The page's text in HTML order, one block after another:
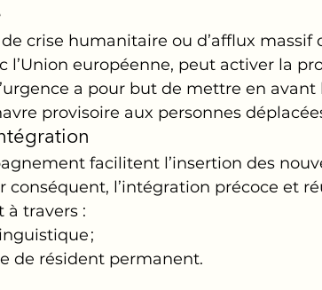
crise humanitaire ou d’afflux massif
l’Union européenne, peut activer la
a pour but de mettre en
provisoire aux personnes
facilitent l’insertion des
conséquent, l’intégration précoce et
travers :
;
de résident permanent.